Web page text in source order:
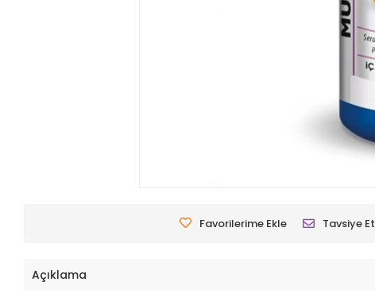
Favorilerime Ekle Tavsiye Et
Açıklama